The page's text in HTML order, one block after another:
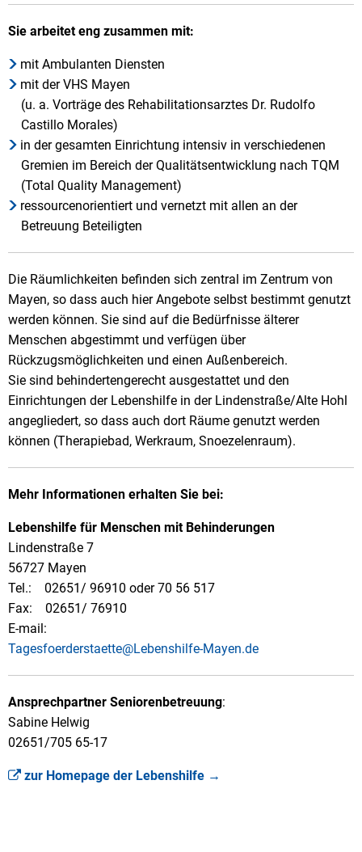
Sie arbeitet eng zusammen mit:
mit Ambulanten Diensten
mit der VHS Mayen
(u. a. Vorträge des Rehabilitationsarztes Dr. Rudolfo
Castillo Morales)
in der gesamten Einrichtung intensiv in verschiedenen
Gremien im Bereich der Qualitätsentwicklung nach TQM
(Total Quality Management)
ressourcenorientiert und vernetzt mit allen an der
Betreuung Beteiligten
Die Räumlichkeiten befinden sich zentral im Zentrum von
Mayen, so dass auch hier Angebote selbst bestimmt genutzt
werden können. Sie sind auf die Bedürfnisse älterer
Menschen abgestimmt und verfügen über
Rückzugsmöglichkeiten und einen Außenbereich.
Sie sind behindertengerecht ausgestattet und den
Einrichtungen der Lebenshilfe in der Lindenstraße/Alte Hohl
angegliedert, so dass auch dort Räume genutzt werden
können (Therapiebad, Werkraum, Snoezelenraum).
Mehr Informationen erhalten Sie bei:
Lebenshilfe für Menschen mit Behinderungen
Lindenstraße 7
56727 Mayen
Tel.: 02651/ 96910 oder 70 56 517
Fax: 02651/ 76910
E-mail:
Tagesfoerderstaette@Lebenshilfe-Mayen.de
Ansprechpartner Seniorenbetreuung:
Sabine Helwig
02651/705 65-17
zur Homepage der Lebenshilfe →